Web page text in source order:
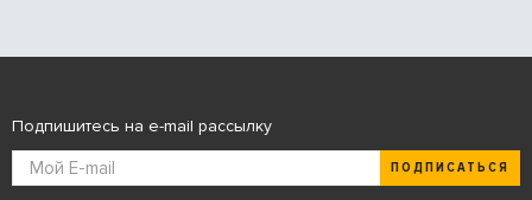
Подпишитесь на e-mail рассылку
ПОДПИСАТЬСЯ